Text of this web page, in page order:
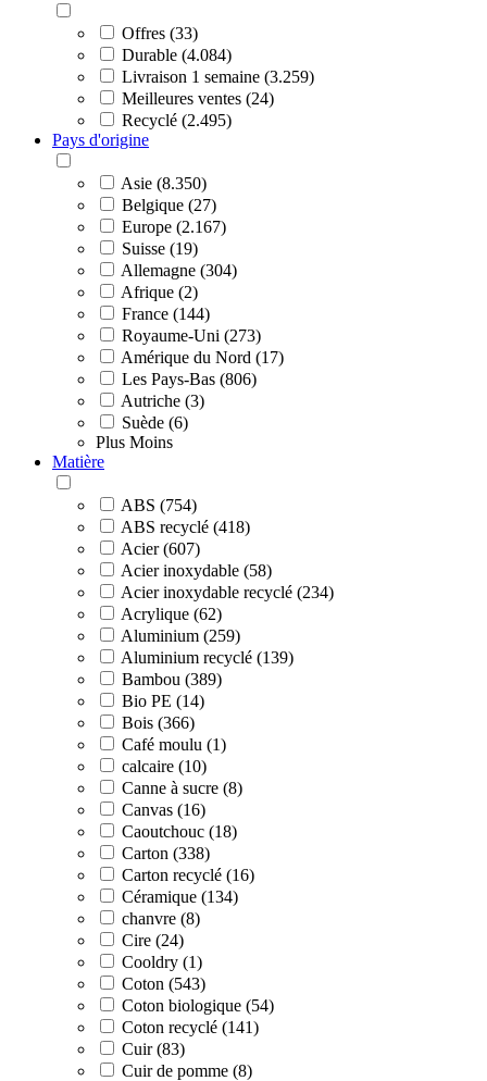
Offres (33)
Durable (4.084)
Livraison 1 semaine (3.259)
Meilleures ventes (24)
Recyclé (2.495)
Pays d'origine
Asie (8.350)
Belgique (27)
Europe (2.167)
Suisse (19)
Allemagne (304)
Afrique (2)
France (144)
Royaume-Uni (273)
Amérique du Nord (17)
Les Pays-Bas (806)
Autriche (3)
Suède (6)
Plus Moins
Matière
ABS (754)
ABS recyclé (418)
Acier (607)
Acier inoxydable (58)
Acier inoxydable recyclé (234)
Acrylique (62)
Aluminium (259)
Aluminium recyclé (139)
Bambou (389)
Bio PE (14)
Bois (366)
Café moulu (1)
calcaire (10)
Canne à sucre (8)
Canvas (16)
Caoutchouc (18)
Carton (338)
Carton recyclé (16)
Céramique (134)
chanvre (8)
Cire (24)
Cooldry (1)
Coton (543)
Coton biologique (54)
Coton recyclé (141)
Cuir (83)
Cuir de pomme (8)